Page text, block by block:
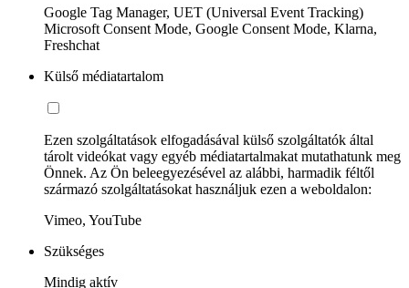
Google Tag Manager, UET (Universal Event Tracking)
Microsoft Consent Mode, Google Consent Mode, Klarna,
Freshchat
Külső médiatartalom
Ezen szolgáltatások elfogadásával külső szolgáltatók által
tárolt videókat vagy egyéb médiatartalmakat mutathatunk meg
Önnek. Az Ön beleegyezésével az alábbi, harmadik féltől
származó szolgáltatásokat használjuk ezen a weboldalon:
Vimeo, YouTube
Szükséges
Mindig aktív